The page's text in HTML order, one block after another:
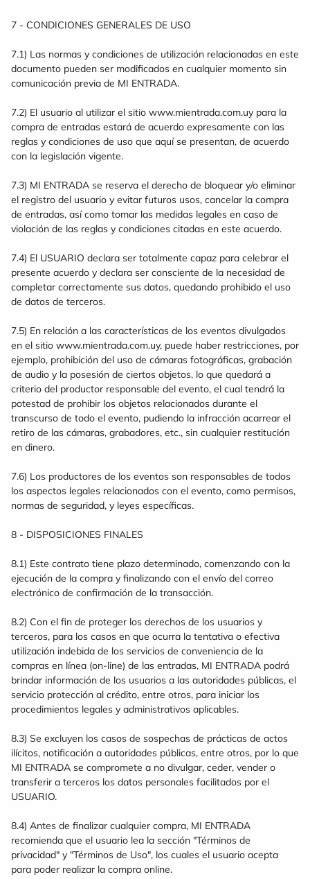
7 - CONDICIONES GENERALES DE USO
7.1) Las normas y condiciones de utilización relacionadas en este
documento pueden ser modificados en cualquier momento sin
comunicación previa de MI ENTRADA.
7.2) El usuario al utilizar el sitio www.mientrada.com.uy para la
compra de entradas estará de acuerdo expresamente con las
reglas y condiciones de uso que aquí se presentan, de acuerdo
con la legislación vigente.
7.3) MI ENTRADA se reserva el derecho de bloquear y/o eliminar
el registro del usuario y evitar futuros usos, cancelar la compra
de entradas, así como tomar las medidas legales en caso de
violación de las reglas y condiciones citadas en este acuerdo.
7.4) El USUARIO declara ser totalmente capaz para celebrar el
presente acuerdo y declara ser consciente de la necesidad de
completar correctamente sus datos, quedando prohibido el uso
de datos de terceros.
7.5) En relación a las características de los eventos divulgados
en el sitio www.mientrada.com.uy, puede haber restricciones, por
ejemplo, prohibición del uso de cámaras fotográficas, grabación
de audio y la posesión de ciertos objetos, lo que quedará a
criterio del productor responsable del evento, el cual tendrá la
potestad de prohibir los objetos relacionados durante el
transcurso de todo el evento, pudiendo la infracción acarrear el
retiro de las cámaras, grabadores, etc., sin cualquier restitución
en dinero.
7.6) Los productores de los eventos son responsables de todos
los aspectos legales relacionados con el evento, como permisos,
normas de seguridad, y leyes específicas.
8 - DISPOSICIONES FINALES
8.1) Este contrato tiene plazo determinado, comenzando con la
ejecución de la compra y finalizando con el envío del correo
electrónico de confirmación de la transacción.
8.2) Con el fin de proteger los derechos de los usuarios y
terceros, para los casos en que ocurra la tentativa o efectiva
utilización indebida de los servicios de conveniencia de la
compras en línea (on-line) de las entradas, MI ENTRADA podrá
brindar información de los usuarios a las autoridades públicas, el
servicio protección al crédito, entre otros, para iniciar los
procedimientos legales y administrativos aplicables.
8.3) Se excluyen los casos de sospechas de prácticas de actos
ilícitos, notificación a autoridades públicas, entre otros, por lo que
MI ENTRADA se compromete a no divulgar, ceder, vender o
transferir a terceros los datos personales facilitados por el
USUARIO.
8.4) Antes de finalizar cualquier compra, MI ENTRADA
recomienda que el usuario lea la sección "Términos de
privacidad" y "Términos de Uso", los cuales el usuario acepta
para poder realizar la compra online.